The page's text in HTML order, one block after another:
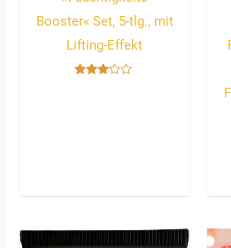
Booster« Set, 5-tlg., mit
Lifting-Effekt